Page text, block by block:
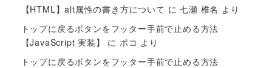
【HTML】alt属性の書き方について に七瀬 椎名 より
トップに戻るボタンをフッター手前で止める方法
【JavaScript 実装】
に ポコ より
トップに戻るボタンをフッター手前で止める方法